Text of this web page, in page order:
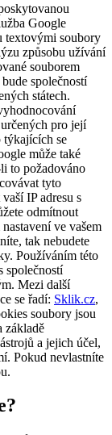
Google
textovými soubory
způsobu užívání
souborem
společností
státech.
pro její
týkajících se
může také
to požadováno
tyto
IP adresu s
odmítnout
ve vašem
tak nebudete
Používáním této
společností
Mezi další
se řadí: Sklik.cz,
soubory jsou
základě
a jejich účel,
Pokud nevlastníte